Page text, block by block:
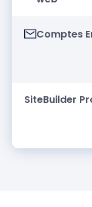
Comptes
SiteBuilder